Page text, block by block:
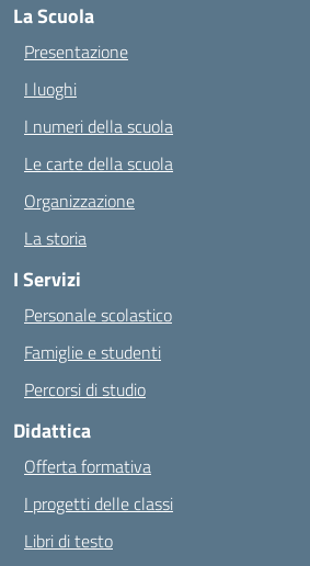
La Scuola
Presentazione
I luoghi
I numeri della scuola
Le carte della scuola
Organizzazione
La storia
I Servizi
Personale scolastico
Famiglie e studenti
Percorsi di studio
Didattica
Offerta formativa
I progetti delle classi
Libri di testo